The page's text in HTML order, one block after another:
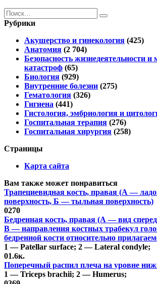
Search
for:
Рубрики
Акушерство и гинекология (425)
Анатомия (2 704)
Безопасность жизнедеятельности и
катастроф (65)
Биология (929)
Внутренние болезни (275)
Гематология (326)
Гигиена (441)
Гистология, эмбриология и
Госпитальная терапия (276)
Госпитальная хирургия (258)
Страницы
Карта сайта
Вам также может понравиться
Трапециевидная кость, правая (А —
поверхность, Б — тыльная поверхность)
0270
Бедренная кость, правая (А — вид
В — направления костных трабекул
бедренной кости относительно
1 — Patellar surface; 2 — Lateral condyle;
01.6к.
Поперечный распил плеча на уровне
1 — Triceps brachii; 2 — Humerus;